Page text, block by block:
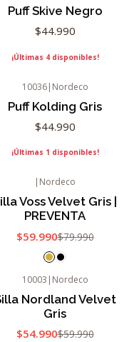
Puff Skive Negro
$44.990
¡Últimas 4 disponibles!
10036| Nordeco
Puff Kolding Gris
$44.990
¡Últimas 1 disponibles!
| Nordeco
Voss Velvet Gris |
PREVENTA
$59.990$79.990
10003 | Nordeco
Nordland Velvet
Gris
$54.990$59.990